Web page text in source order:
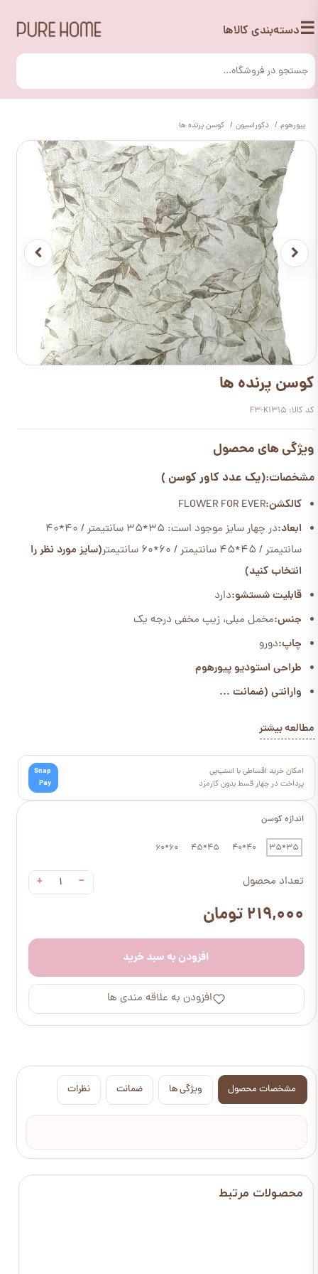
☰دسته‌بندی کالاها
پیورهوم دکوراسیون کوسن پرنده ها
اندازه کوسن
35*35
40*40
45*45
60*60
تعداد محصول −
+
۲۱۹,۰۰۰ تومان
افزودن به سبد خرید
افزودن به علاقه مندی ها
کوسن پرنده ها
کد کالا: F3-K1315
ویژگی های محصول
مشخصات:(یک عدد کاور کوسن )
کالکشن:FLOWER FOR EVER
ابعاد:
در چهار سایز موجود است: 35*35 سانتیمتر / 40*40
سانتیمتر / 45*45 سانتیمتر / 60*60 سانتیمتر
(سایز مورد نظر را
انتخاب کنید)
قابلیت شستشو:دارد
جنس:مخمل مبلی، زیپ مخفی درجه یک
چاپ:دورو
طراحی استودیو پیورهوم
وارانتی (ضمانت ...
مطالعه بیشتر
امکان خرید اقساطی با اسنپ‌پی
پرداخت در چهار قسط بدون کارمزد
Snap
Pay
مشخصات محصول ویژگی ها ضمانت نظرات